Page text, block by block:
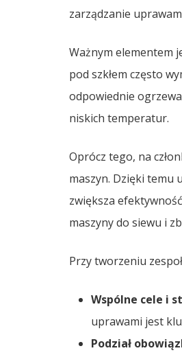
zarządzanie
Ważnym elementem
pod szkłem często
odpowiednie
niskich temperatur.
Oprócz tego, na
maszyn. Dzięki temu
zwiększa
maszyny do siewu i
Przy tworzeniu
Wspólne cele i
uprawami jest
Podział